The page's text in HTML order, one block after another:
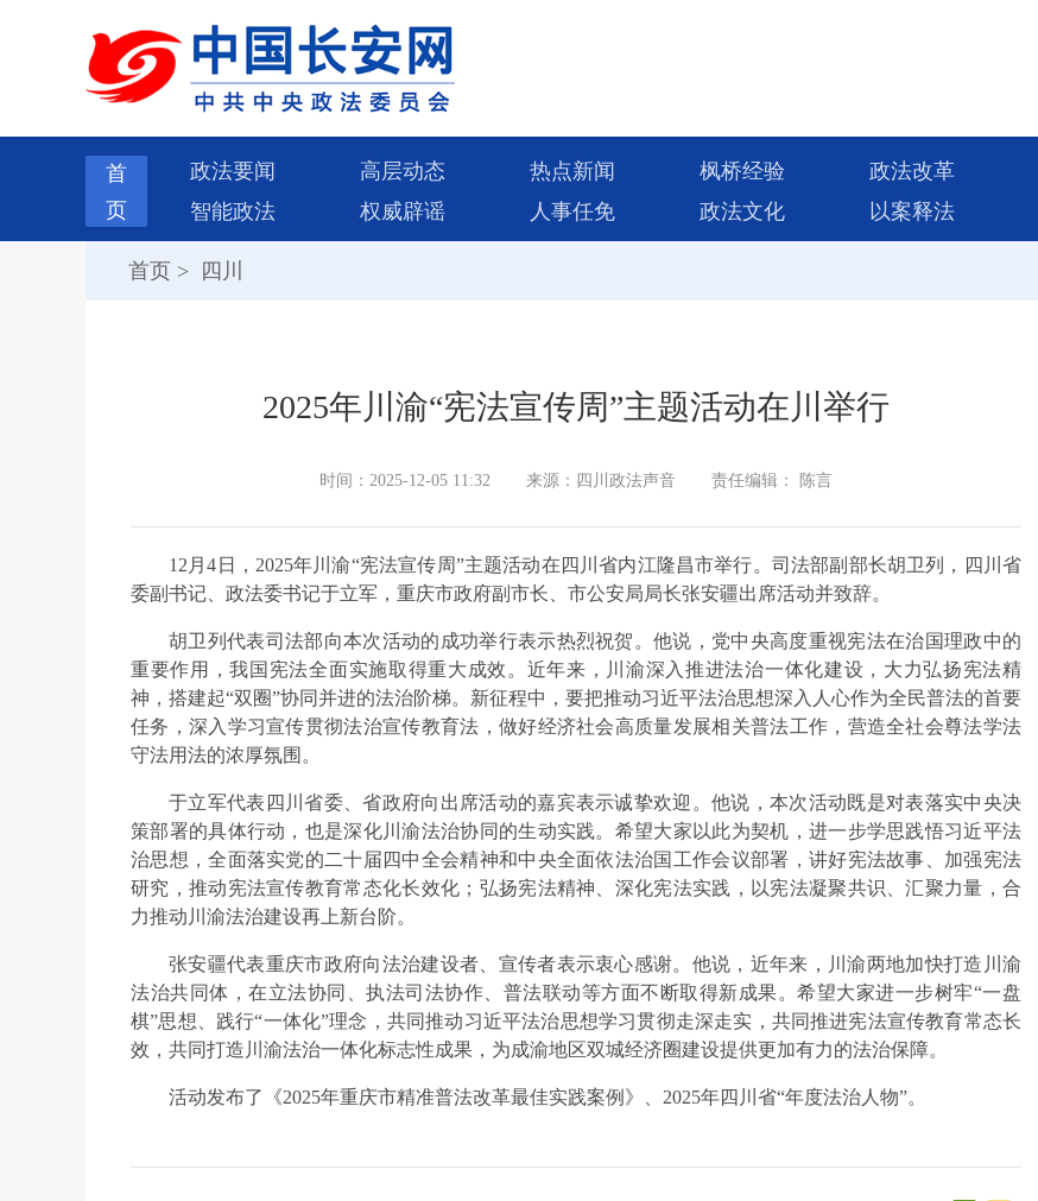
首
页
政法要闻 高层动态 热点新闻 枫桥经验 政法改革
智能政法
权威辟谣 人事任免 政法文化 以案释法
首页 > 四川
2025年川渝“宪法宣传周”主题活动在川举行
时间：2025-12-05 11:32 来源：四川政法声音 责任编辑： 陈言
12月4日，2025年川渝“宪法宣传周”主题活动在四川省内江隆昌市举行。司法部副部长胡卫列，四川省
委副书记、政法委书记于立军，重庆市政府副市长、市公安局局长张安疆出席活动并致辞。
胡卫列代表司法部向本次活动的成功举行表示热烈祝贺。他说，党中央高度重视宪法在治国理政中的
重要作用，我国宪法全面实施取得重大成效。近年来，川渝深入推进法治一体化建设，大力弘扬宪法精
神，搭建起“双圈”协同并进的法治阶梯。新征程中，要把推动习近平法治思想深入人心作为全民普法的首要
任务，深入学习宣传贯彻法治宣传教育法，做好经济社会高质量发展相关普法工作，营造全社会尊法学法
守法用法的浓厚氛围。
于立军代表四川省委、省政府向出席活动的嘉宾表示诚挚欢迎。他说，本次活动既是对表落实中央决
策部署的具体行动，也是深化川渝法治协同的生动实践。希望大家以此为契机，进一步学思践悟习近平法
治思想，全面落实党的二十届四中全会精神和中央全面依法治国工作会议部署，讲好宪法故事、加强宪法
研究，推动宪法宣传教育常态化长效化；弘扬宪法精神、深化宪法实践，以宪法凝聚共识、汇聚力量，合
力推动川渝法治建设再上新台阶。
张安疆代表重庆市政府向法治建设者、宣传者表示衷心感谢。他说，近年来，川渝两地加快打造川渝
法治共同体，在立法协同、执法司法协作、普法联动等方面不断取得新成果。希望大家进一步树牢“一盘
棋”思想、践行“一体化”理念，共同推动习近平法治思想学习贯彻走深走实，共同推进宪法宣传教育常态长
效，共同打造川渝法治一体化标志性成果，为成渝地区双城经济圈建设提供更加有力的法治保障。
活动发布了《2025年重庆市精准普法改革最佳实践案例》、2025年四川省“年度法治人物”。